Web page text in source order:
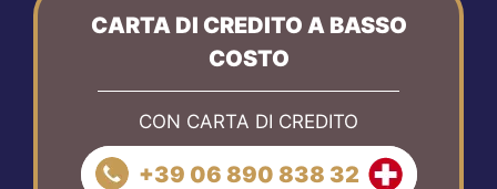
CARTA DI CREDITO A BASSO
COSTO
CON CARTA DI CREDITO
+39 06 890 838 32